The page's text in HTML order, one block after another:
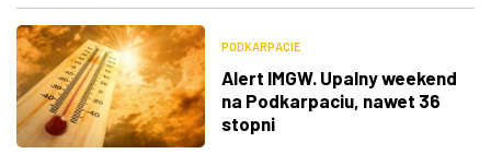
PODKARPACIE
Alert IMGW. Upalny weekend
na Podkarpaciu, nawet 36
stopni